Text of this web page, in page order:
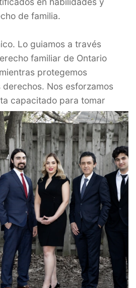
de familia.
Lo guiamos a través
familiar de Ontario
protegemos
derechos. Nos esforzamos
capacitado para tomar
durante su
Por complejo o
que su caso de
el tema más importante
aquí para ayudarlo.